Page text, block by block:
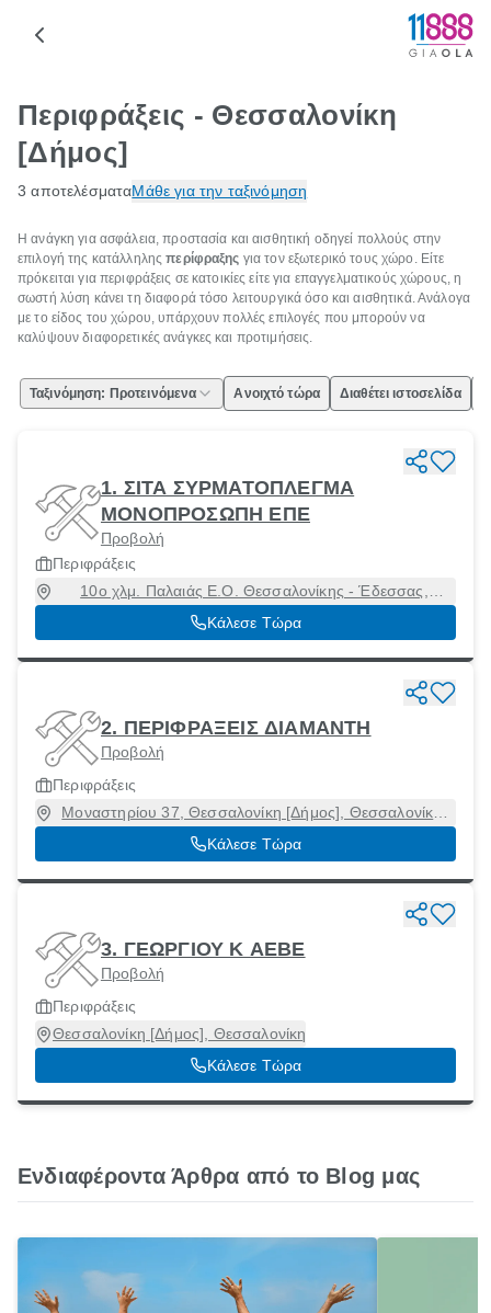
Περιφράξεις - Θεσσαλονίκη
[Δήμος]
3 αποτελέσματαΜάθε για την ταξινόμηση
Η ανάγκη για ασφάλεια, προστασία και αισθητική οδηγεί πολλούς στην
επιλογή της κατάλληληςπερίφραξης για τον εξωτερικό τους χώρο. Είτε
πρόκειται για περιφράξεις σε κατοικίες είτε για επαγγελματικούς χώρους, η
σωστή λύση κάνει τη διαφορά τόσο λειτουργικά όσο και αισθητικά. Ανάλογα
με το είδος του χώρου, υπάρχουν πολλές επιλογές που μπορούν να
καλύψουν διαφορετικές ανάγκες και προτιμήσεις.
Ταξινόμηση: Προτεινόμενα Ανοιχτό τώρα Διαθέτει ιστοσελίδα
1. ΣΙΤΑ ΣΥΡΜΑΤΟΠΛΕΓΜΑ
ΜΟΝΟΠΡΟΣΩΠΗ ΕΠΕ
Προβολή
Περιφράξεις
10ο χλμ. Παλαιάς Ε.Ο. Θεσσαλονίκης - Έδεσσας,
Θεσσαλονίκη [Δήμος], Θεσσαλονίκη
Κάλεσε Τώρα
2. ΠΕΡΙΦΡΑΞΕΙΣ ΔΙΑΜΑΝΤΗ
Προβολή
Περιφράξεις
Μοναστηρίου 37, Θεσσαλονίκη [Δήμος], Θεσσαλονίκη,
54627
Κάλεσε Τώρα
3. ΓΕΩΡΓΙΟΥ Κ ΑΕΒΕ
Προβολή
Περιφράξεις
Θεσσαλονίκη [Δήμος], Θεσσαλονίκη
Κάλεσε Τώρα
Ενδιαφέροντα Άρθρα από το Blog μας